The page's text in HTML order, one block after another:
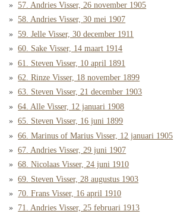
57. Andries Visser, 26 november 1905
58. Andries Visser, 30 mei 1907
59. Jelle Visser, 30 december 1911
60. Sake Visser, 14 maart 1914
61. Steven Visser, 10 april 1891
62. Rinze Visser, 18 november 1899
63. Steven Visser, 21 december 1903
64. Alle Visser, 12 januari 1908
65. Steven Visser, 16 juni 1899
66. Marinus of Marius Visser, 12 januari 1905
67. Andries Visser, 29 juni 1907
68. Nicolaas Visser, 24 juni 1910
69. Steven Visser, 28 augustus 1903
70. Frans Visser, 16 april 1910
71. Andries Visser, 25 februari 1913